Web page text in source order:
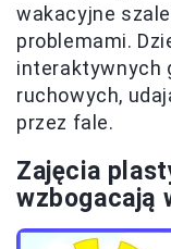
wakacyjne
problemami.
interaktywnych
ruchowych,
przez fale.
Zajęcia
wzbogacają